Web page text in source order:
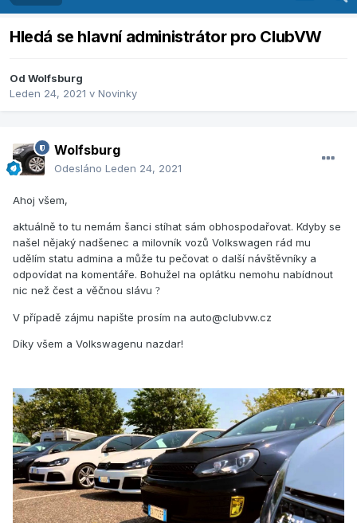
Hledá se hlavní administrátor pro ClubVW
Od Wolfsburg
Leden 24, 2021 v Novinky
Wolfsburg
Odesláno Leden 24, 2021
Ahoj všem,
aktuálně to tu nemám šanci stíhat sám obhospodařovat. Kdyby se
našel nějaký nadšenec a milovník vozů Volkswagen rád mu
udělím statu admina a může tu pečovat o další návštěvníky a
odpovídat na komentáře. Bohužel na oplátku nemohu nabídnout
nic než čest a věčnou slávu ?
V případě zájmu napište prosím na auto@clubvw.cz
Díky všem a Volkswagenu nazdar!